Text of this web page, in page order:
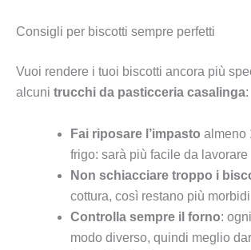
Consigli per biscotti sempre perfetti
Vuoi rendere i tuoi biscotti ancora più
alcuni trucchi da pasticceria casalinga:
Fai riposare l’impasto almeno
frigo: sarà più facile da lavorare
Non schiacciare troppo i
cottura, così restano più morbidi
Controlla sempre il forno:
modo diverso, quindi meglio